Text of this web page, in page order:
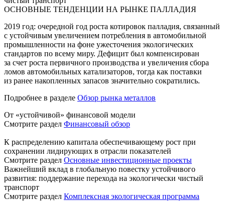
ОСНОВНЫЕ ТЕНДЕНЦИИ НА РЫНКЕ ПАЛЛАДИЯ
2019 год: очередной год роста котировок палладия, связанный
с устойчивым увеличением потребления в автомобильной
промышленности на фоне ужесточения экологических
стандартов по всему миру. Дефицит был компенсирован
за счет роста первичного производства и увеличения сбора
ломов автомобильных катализаторов, тогда как поставки
из ранее накопленных запасов значительно сократились.
Подробнее в разделе Обзор рынка металлов
От «устойчивой» финансовой модели
Смотрите раздел Финансовый обзор
К распределению капитала обеспечивающему рост при
сохранении лидирующих в отрасли показателей
Смотрите раздел Основные инвестиционные проекты
Важнейший вклад в глобальную повестку устойчивого
развития: поддержание перехода на экологически чистый
транспорт
Смотрите раздел Комплексная экологическая программа